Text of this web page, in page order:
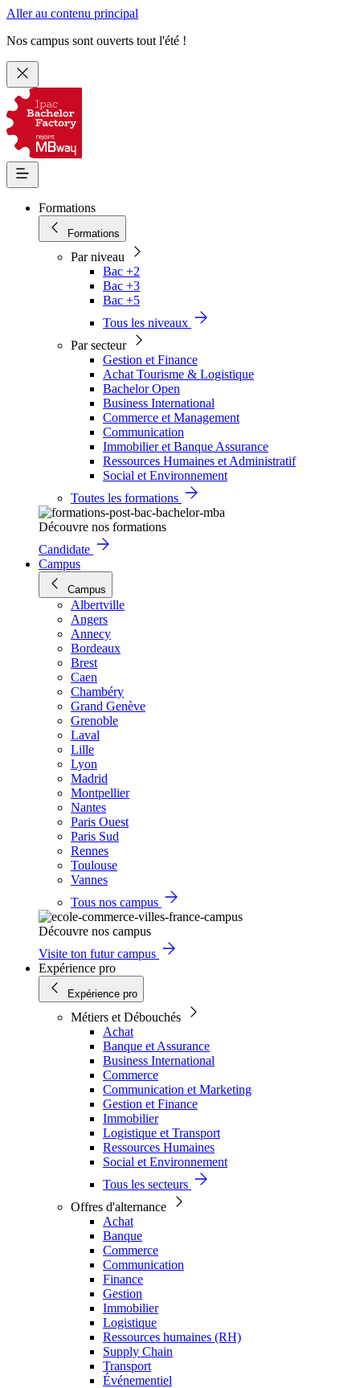
Aller au contenu principal
Nos campus sont ouverts tout l'été !
Formations
Formations
Par niveau
Bac +2
Bac +3
Bac +5
Tous les niveaux
Par secteur
Gestion et Finance
Achat Tourisme & Logistique
Bachelor Open
Business International
Commerce et Management
Communication
Immobilier et Banque Assurance
Ressources Humaines et Administratif
Social et Environnement
Toutes les formations
Découvre nos formations
Candidate
Campus
Campus
Albertville
Angers
Annecy
Bordeaux
Brest
Caen
Chambéry
Grand Genève
Grenoble
Laval
Lille
Lyon
Madrid
Montpellier
Nantes
Paris Ouest
Paris Sud
Rennes
Toulouse
Vannes
Tous nos campus
Découvre nos campus
Visite ton futur campus
Expérience pro
Expérience pro
Métiers et Débouchés
Achat
Banque et Assurance
Business International
Commerce
Communication et Marketing
Gestion et Finance
Immobilier
Logistique et Transport
Ressources Humaines
Social et Environnement
Tous les secteurs
Offres d'alternance
Achat
Banque
Commerce
Communication
Finance
Gestion
Immobilier
Logistique
Ressources humaines (RH)
Supply Chain
Transport
Événementiel